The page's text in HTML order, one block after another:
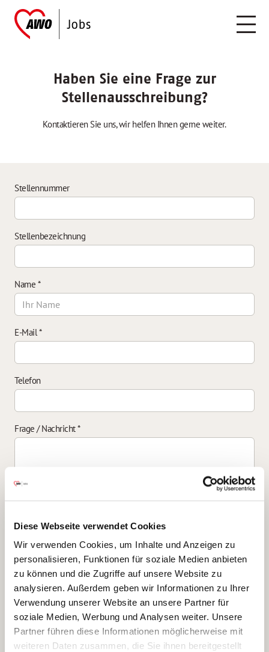
Diese Webseite verwendet Cookies
Wir verwenden Cookies, um Inhalte und Anzeigen zu
personalisieren, Funktionen für soziale Medien anbieten
zu können und die Zugriffe auf unsere Website zu
analysieren. Außerdem geben wir Informationen zu Ihrer
Verwendung unserer Website an unsere Partner für
soziale Medien, Werbung und Analysen weiter. Unsere
Partner führen diese Informationen möglicherweise mit
weiteren Daten zusammen, die Sie ihnen bereitgestellt
Haben Sie eine Frage zur
Stellenausschreibung?
Kontaktieren Sie uns, wir helfen Ihnen gerne weiter.
Stellennummer
Stellenbezeichnung
Name *
E-Mail*
Telefon
Frage / Nachricht*
Ich bin damit einverstanden, dass meine personenbezogenen Daten
ausschließlich zum Zweck der Durchführung der Kontaktanfrage
verarbeitet, auf IT- Systemen der Garitz Bewirtschaftungsbetriebe
GmbH, Heinrich-von-Kleist-Straße 2, 97688 Bad Kissingen
(Betreiber) gespeichert und an die für das Stellenangebot
verantwortliche Stelle zur Kontaktaufnahme weitergegeben
werden.
Diese Einwilligungserklärung kann ich jederzeit gegenüber dem